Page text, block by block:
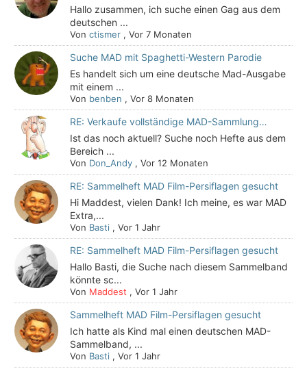
Hallo zusammen, ich suche einen Gag aus dem
deutschen ...
Vonctismer ,Vor 7 Monaten
Suche MAD mit Spaghetti-Western Parodie
Es handelt sich um eine deutsche Mad-Ausgabe
mit einem ...
Von benben ,Vor 8 Monaten
RE: Verkaufe vollständige MAD-Sammlung…
Ist das noch aktuell? Suche noch Hefte aus dem
Bereich ...
Von Don_Andy ,Vor 12 Monaten
RE: Sammelheft MAD Film-Persiflagen gesucht
Hi Maddest, vielen Dank! Ich meine, es war MAD
Extra,...
Von Basti ,Vor 1 Jahr
RE: Sammelheft MAD Film-Persiflagen gesucht
Hallo Basti, die Suche nach diesem Sammelband
könnte sc...
Von Maddest ,Vor 1 Jahr
Sammelheft MAD Film-Persiflagen gesucht
Ich hatte als Kind mal einen deutschen MAD-
Sammelband, ...
Von Basti ,Vor 1 Jahr